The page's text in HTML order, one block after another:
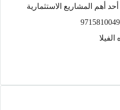
أهم المشاريع الاستثمارية